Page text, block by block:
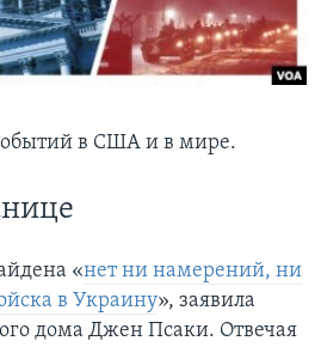
в США и в мире.
«нет ни намерений, ни
в Украину», заявила
дома Джен Псаки. Отвечая